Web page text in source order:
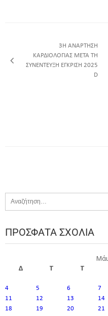
3Η ΑΝΑΡΤΗΣΗ
ΚΑΡΔΙΟΛΟΓΙΑΣ ΜΕΤΑ ΤΗ
ΣΥΝΕΝΤΕΥΞΗ ΕΓΚΡΙΣΗ 2025
D
ΠΡΌΣΦΑΤΑ ΣΧΌΛΙΑ
Δ
Τ Τ
4 5 6 7
11 12 13 14
18 19 20 21